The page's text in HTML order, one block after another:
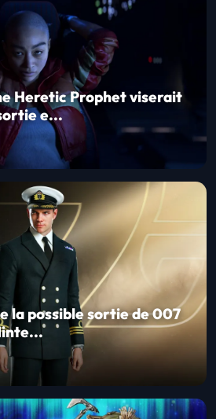
Heretic Prophet viserait
e...
la possible sortie de 007